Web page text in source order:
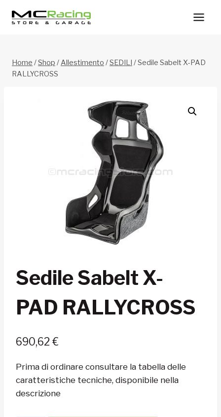
Home /Shop /Allestimento /SEDILI /Sedile Sabelt X-PAD
RALLYCROSS
Sedile Sabelt X-
PAD RALLYCROSS
690,62 €
Prima di ordinare consultare la tabella delle
caratteristiche tecniche, disponibile nella
descrizione